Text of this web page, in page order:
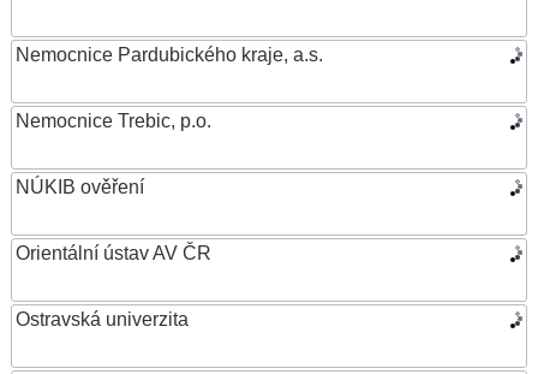
Nemocnice Pardubického kraje, a.s.
Nemocnice Trebic, p.o.
NÚKIB ověření
Orientální ústav AV ČR
Ostravská univerzita